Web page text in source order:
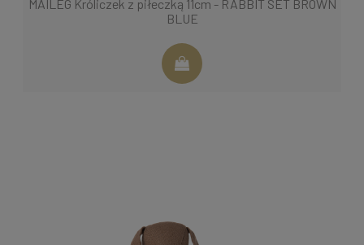
MAILEG Króliczek z piłeczką 11cm - RABBIT SET BROWN
BLUE